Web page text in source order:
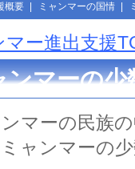
マー進出支援
ンマーの少
マーの 民族
ミャンマーの
概要 ミャンマーの国情